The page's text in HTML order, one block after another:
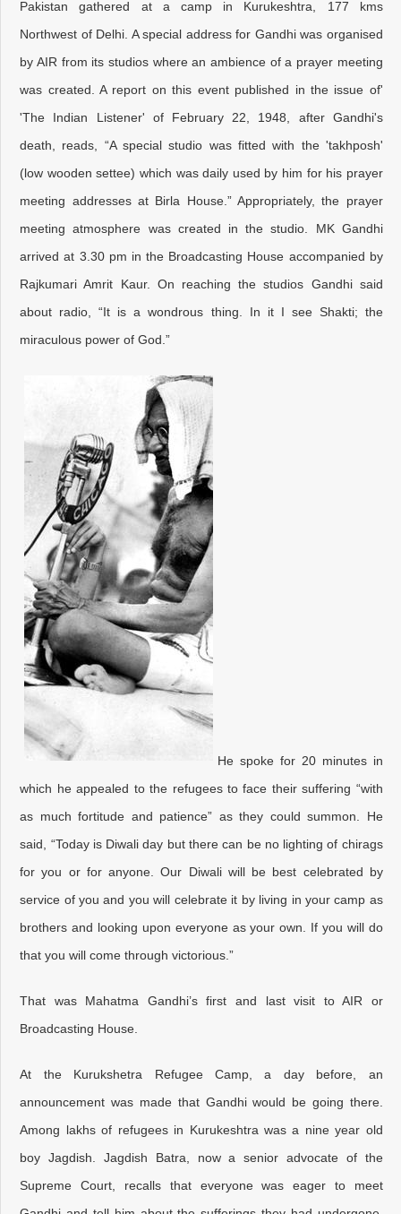
Pakistan gathered at a camp in Kurukeshtra, 177 kms
Northwest of Delhi. A special address for Gandhi was organised
by AIR from its studios where an ambience of a prayer meeting
was created. A report on this event published in the issue of'
'The Indian Listener' of February 22, 1948, after Gandhi's
death, reads, “A special studio was fitted with the 'takhposh'
(low wooden settee) which was daily used by him for his prayer
meeting addresses at Birla House.” Appropriately, the prayer
meeting atmosphere was created in the studio. MK Gandhi
arrived at 3.30 pm in the Broadcasting House accompanied by
Rajkumari Amrit Kaur. On reaching the studios Gandhi said
about radio, “It is a wondrous thing. In it I see Shakti; the
miraculous power of God.”
He spoke for 20 minutes in
which he appealed to the refugees to face their suffering “with
as much fortitude and patience” as they could summon. He
said, “Today is Diwali day but there can be no lighting of chirags
for you or for anyone. Our Diwali will be best celebrated by
service of you and you will celebrate it by living in your camp as
brothers and looking upon everyone as your own. If you will do
that you will come through victorious.”
That was Mahatma Gandhi’s first and last visit to AIR or
Broadcasting House.
At the Kurukshetra Refugee Camp, a day before, an
announcement was made that Gandhi would be going there.
Among lakhs of refugees in Kurukeshtra was a nine year old
boy Jagdish. Jagdish Batra, now a senior advocate of the
Supreme Court, recalls that everyone was eager to meet